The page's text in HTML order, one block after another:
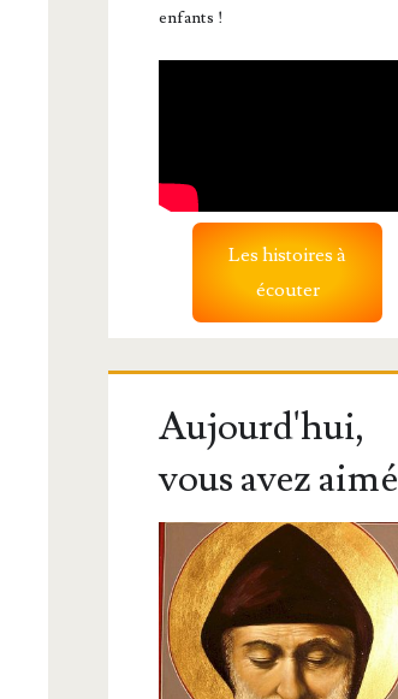
enfants !
Les histoires à
écouter
Aujourd'hui,
vous avez aimé